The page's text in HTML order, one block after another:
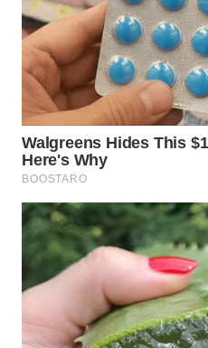
KALTIM
WN
SULSEL
WN
GORONTALO
SULUT
WN
MALUKU
WN
MALUT